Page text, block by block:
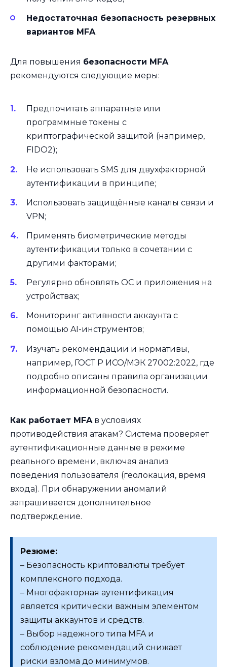
Недостаточная безопасность резервных
вариантов MFA.
Для повышения безопасности MFA
рекомендуются следующие меры:
Предпочитать аппаратные или
программные токены с
криптографической защитой (например,
FIDO2);
Не использовать SMS для двухфакторной
аутентификации в принципе;
Использовать защищённые каналы связи и
VPN;
Применять биометрические методы
аутентификации только в сочетании с
другими факторами;
Регулярно обновлять ОС и приложения на
устройствах;
Мониторинг активности аккаунта с
помощью AI-инструментов;
Изучать рекомендации и нормативы,
например, ГОСТ Р ИСО/МЭК 27002:2022, где
подробно описаны правила организации
информационной безопасности.
Как работает MFA в условиях
противодействия атакам? Система проверяет
аутентификационные данные в режиме
реального времени, включая анализ
поведения пользователя (геолокация, время
входа). При обнаружении аномалий
запрашивается дополнительное
подтверждение.
Резюме:
– Безопасность криптовалюты требует
комплексного подхода.
– Многофакторная аутентификация
является критически важным элементом
защиты аккаунтов и средств.
– Выбор надежного типа MFA и
соблюдение рекомендаций снижает
риски взлома до минимумов.